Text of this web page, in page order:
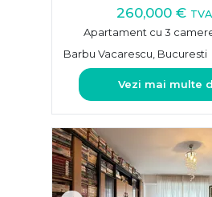
260,000 €
Apartament cu 3
Barbu Vacarescu, Bucuresti
Vezi mai multe